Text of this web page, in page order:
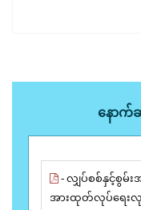
နောက်
- လျှပ်စစ်နှင့်စွမ်း
အားထုတ်လုပ်ရေးလုပ်